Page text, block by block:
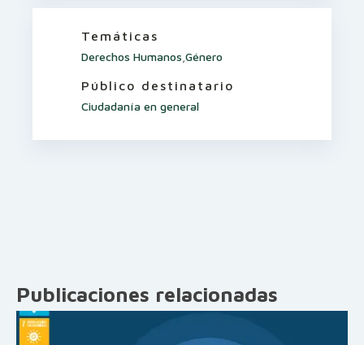
Temáticas
Derechos Humanos Género
Público destinatario
Ciudadanía en general
Publicaciones relacionadas